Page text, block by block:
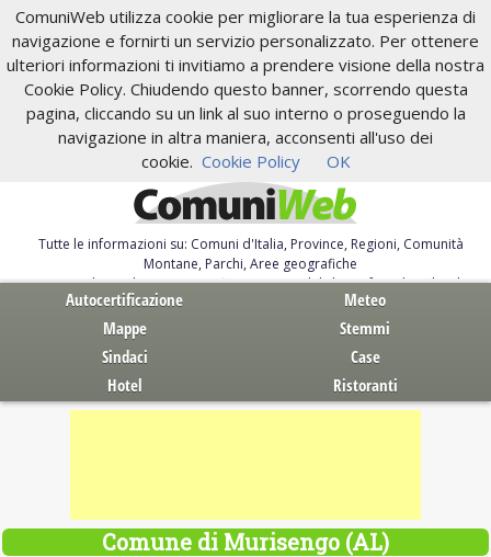
ComuniWeb utilizza cookie per migliorare la tua esperienza di
navigazione e fornirti un servizio personalizzato. Per ottenere
ulteriori informazioni ti invitiamo a prendere visione della nostra
Cookie Policy. Chiudendo questo banner, scorrendo questa
pagina, cliccando su un link al suo interno o proseguendo la
navigazione in altra maniera, acconsenti all'uso dei
cookie. Cookie Policy OK
Tutte le informazioni su: Comuni d'Italia, Province, Regioni, Comunità
Montane, Parchi, Aree geografiche
Servizi al Cittadino. Autocertificazione, moduli, leggi, free download
Autocertificazione
Meteo
Mappe
Stemmi
Sindaci
Case
Hotel
Ristoranti
Comune di Murisengo (AL)